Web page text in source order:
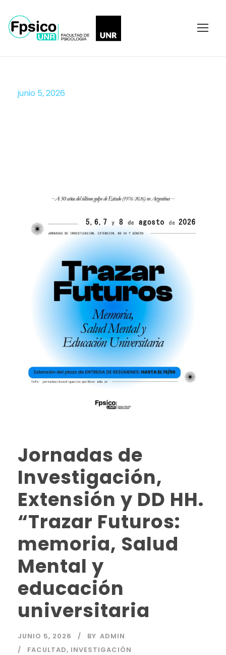
junio 5, 2026
Jornadas de
Investigación,
Extensión y DD HH.
“Trazar Futuros:
memoria, Salud
Mental y
educación
universitaria
JUNIO 5, 2026 BY ADMIN
FACULTAD, INVESTIGACIÓN